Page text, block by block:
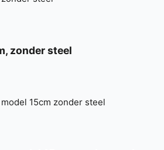
zonder steel